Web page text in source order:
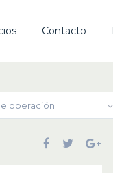
Contacto
operación